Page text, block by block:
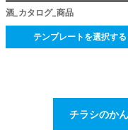
酒_カタログ_商品
テンプレートを選択する
チラシのか